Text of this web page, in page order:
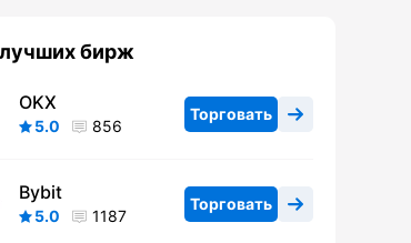
бирж
OKX
5.0 856
Торговать
Bybit
5.0 1187
Торговать